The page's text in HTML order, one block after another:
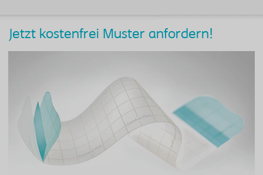
Jetzt kostenfrei Muster anfordern!